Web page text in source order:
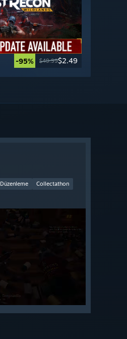
-95% $49.99$2.49
Düzenleme
Collectathon